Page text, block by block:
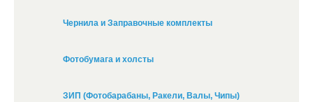
Чернила и Заправочные комплекты
Фотобумага и холсты
ЗИП (Фотобарабаны, Ракели, Валы, Чипы)